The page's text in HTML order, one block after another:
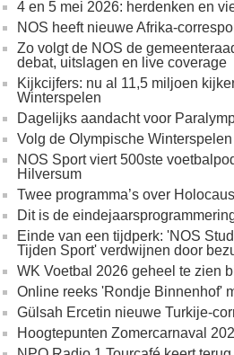
4 en 5 mei 2026: herdenken en
NOS heeft nieuwe Afrika-
Zo volgt de NOS de
debat, uitslagen en live coverage
Kijkcijfers: nu al 11,5 miljoen
Winterspelen
Dagelijks aandacht voor
Volg de Olympische
NOS Sport viert 500ste
Hilversum
Twee programma’s over
Dit is de
Einde van een tijdperk: 'NOS
Tijden Sport' verdwijnen door
WK Voetbal 2026 geheel te zien
Online reeks 'Rondje Binnenhof'
Gülsah Ercetin nieuwe Turkije-
Hoogtepunten Zomercarnaval